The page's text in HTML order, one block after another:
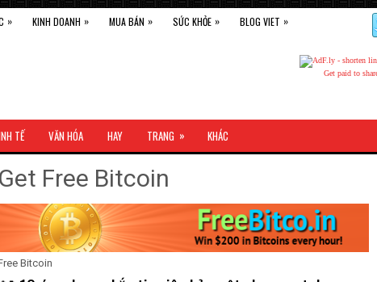
» KINH DOANH » MUA BÁN » SỨC KHỎE » BLOG VIET »
Get paid to
TẾ VĂN HÓA HAY TRANG » KHÁC
Get Free Bitcoin
Bitcoin